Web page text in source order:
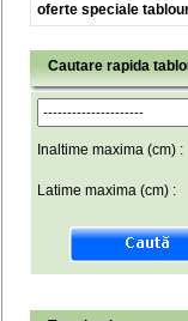
oferte speciale
Cautare rapida
Inaltime maxima (cm) :
Latime maxima (cm) :